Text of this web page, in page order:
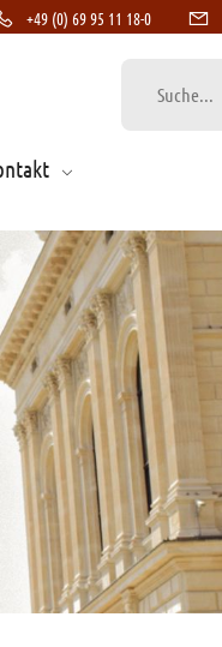
+49 (0) 69 95 11 18-0